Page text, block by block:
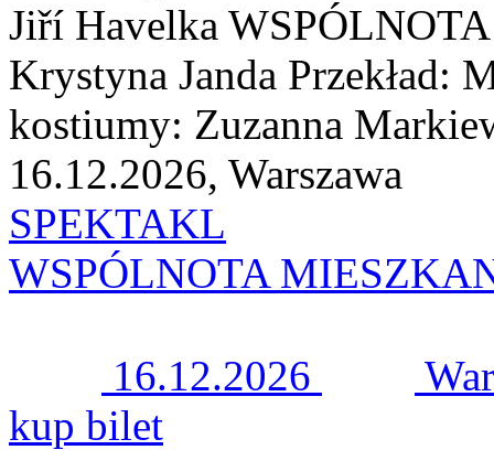
Jiří Havelka
Krystyna Janda Przekład:
kostiumy: Zuzanna
16.12.2026, Warszawa
SPEKTAKL
WSPÓLNOTA
16.12.2026
kup bilet